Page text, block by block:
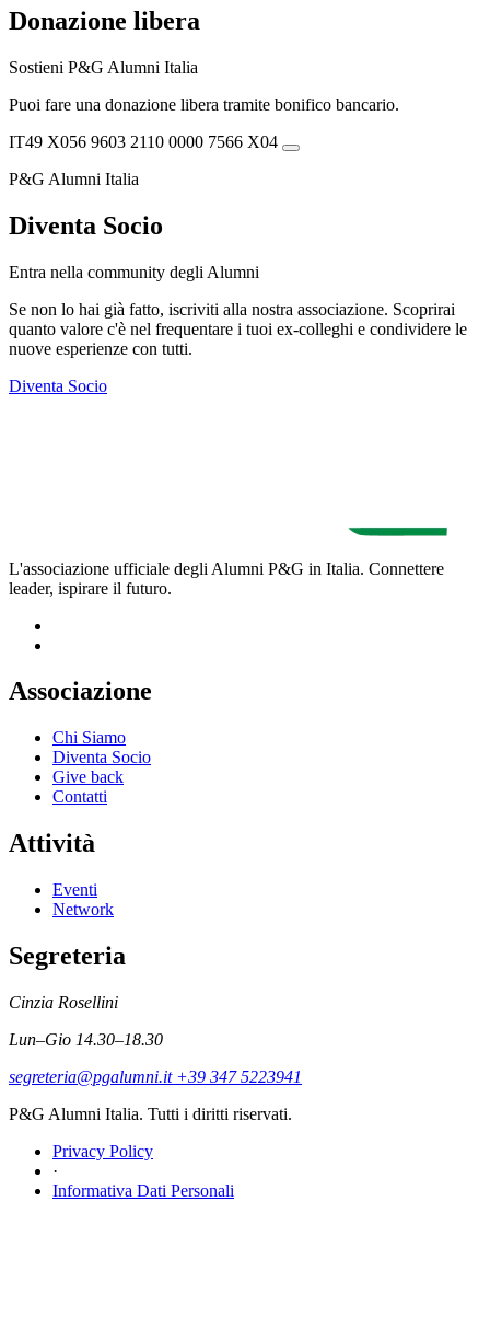
Donazione libera
Sostieni P&G Alumni Italia
Puoi fare una donazione libera tramite bonifico bancario.
IT49 X056 9603 2110 0000 7566 X04
P&G Alumni Italia
Diventa Socio
Entra nella community degli Alumni
Se non lo hai già fatto, iscriviti alla nostra associazione. Scoprirai
quanto valore c'è nel frequentare i tuoi ex-colleghi e condividere le
nuove esperienze con tutti.
Diventa Socio
L'associazione ufficiale degli Alumni P&G in Italia. Connettere
leader, ispirare il futuro.
Associazione
Chi Siamo
Diventa Socio
Give back
Contatti
Attività
Eventi
Network
Segreteria
Cinzia Rosellini
Lun–Gio 14.30–18.30
segreteria@pgalumni.it +39 347 5223941
P&G Alumni Italia. Tutti i diritti riservati.
Privacy Policy
·
Informativa Dati Personali